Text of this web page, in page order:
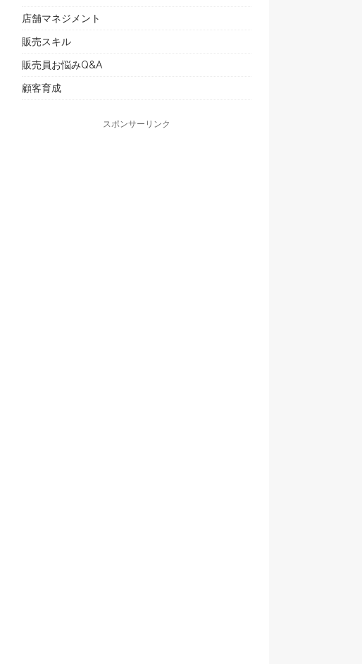
店舗マネジメント
販売スキル
販売員お悩みQ&A
顧客育成
スポンサーリンク